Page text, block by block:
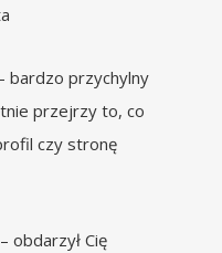
bardzo przychylny
przejrzy to, co
czy stronę
– obdarzył Cię